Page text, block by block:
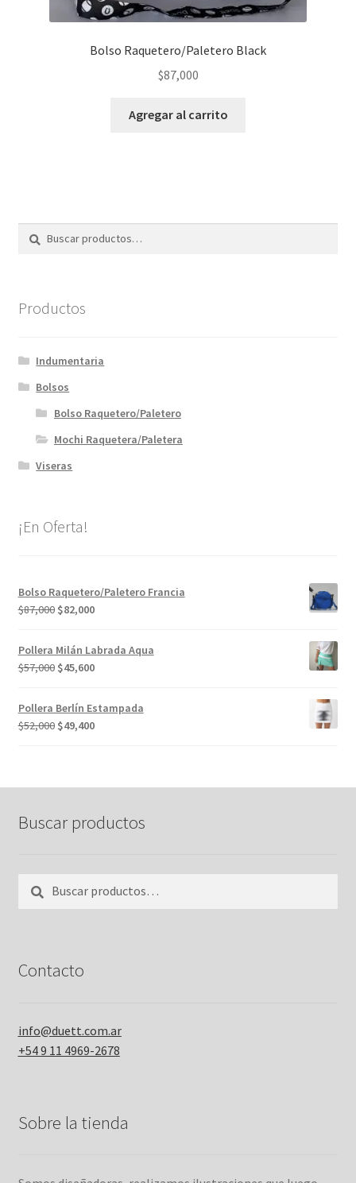
Bolso Raquetero/Paletero Black
$87,000
Agregar al carrito
Buscar
Buscar
Productos
Indumentaria
Bolsos
Bolso Raquetero/Paletero
Mochi Raquetera/Paletera
Viseras
¡En Oferta!
Bolso Raquetero/Paletero Francia
$87,000 El
original
era:
$87,000.
$82,000El
actual
es:
Pollera Milán Labrada Aqua
$57,000 El
original
era:
$57,000.
$45,600El
actual
es:
Pollera Berlín Estampada
$52,000 El
$49,400El
Buscar productos
Buscar
Buscar
Contacto
info@duett.com.ar
+54 9 11 4969-2678
Sobre la tienda